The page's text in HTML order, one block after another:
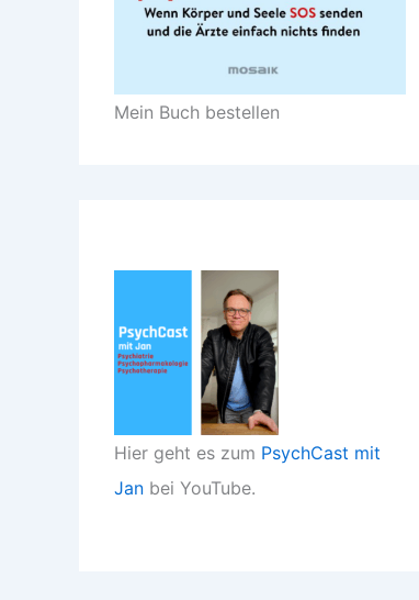
Mein Buch bestellen
Hier geht es zum PsychCast mit
Jan bei YouTube.